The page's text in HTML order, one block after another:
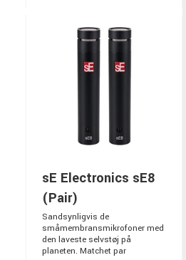
sE Electronics sE8
(Pair)
Sandsynligvis de
småmembransmikrofoner med
den laveste selvstøj på
planeten. Matchet par